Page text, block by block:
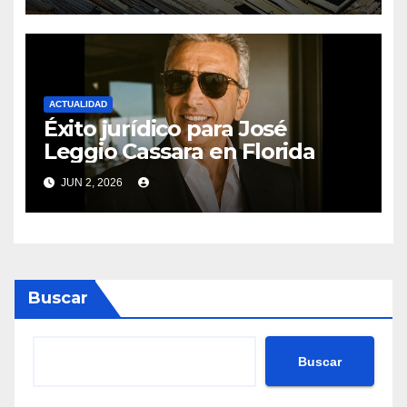
proyectos modernos
ACTUALIDAD
Éxito jurídico para José
Leggio Cassara en Florida
JUN 2, 2026
Buscar
Buscar